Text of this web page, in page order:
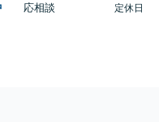
応相談
定休日